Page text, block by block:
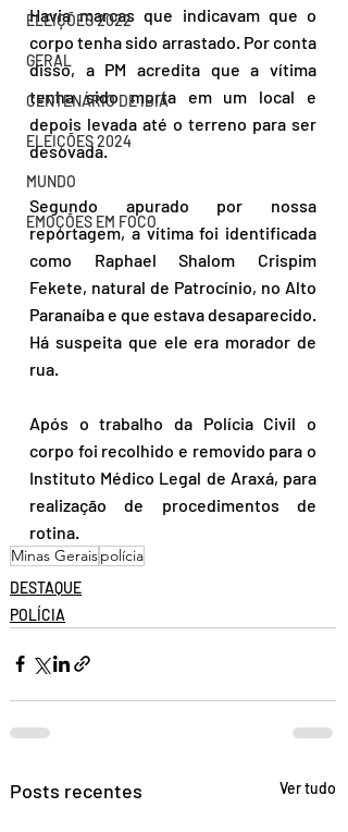
ELEIÇÕES 2022
GERAL
CENTENÁRIO DE IBIÁ
ELEIÇÕES 2024
MUNDO
EMOÇÕES EM FOCO
Havia marcas que indicavam que o
corpo tenha sido arrastado. Por conta
disso, a PM acredita que a vítima
tenha sido morta em um local e
depois levada até o terreno para ser
desovada.
Segundo apurado por nossa
reportagem, a vítima foi identificada
como Raphael Shalom Crispim
Fekete, natural de Patrocínio, no Alto
Paranaíba e que estava desaparecido.
Há suspeita que ele era morador de
rua.
Após o trabalho da Polícia Civil o
corpo foi recolhido e removido para o
Instituto Médico Legal de Araxá, para
realização de procedimentos de
rotina.
Minas Geraispolícia
DESTAQUE
POLÍCIA
Posts recentes Ver tudo